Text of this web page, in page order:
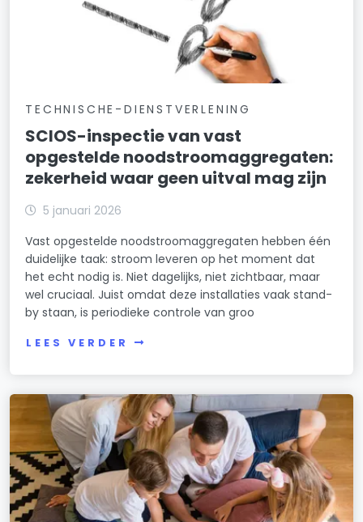
TECHNISCHE-DIENSTVERLENING
SCIOS-inspectie van vast
opgestelde noodstroomaggregaten:
zekerheid waar geen uitval mag zijn
5 januari 2026
Vast opgestelde noodstroomaggregaten hebben één
duidelijke taak: stroom leveren op het moment dat
het echt nodig is. Niet dagelijks, niet zichtbaar, maar
wel cruciaal. Juist omdat deze installaties vaak stand-
by staan, is periodieke controle van groo
LEES VERDER